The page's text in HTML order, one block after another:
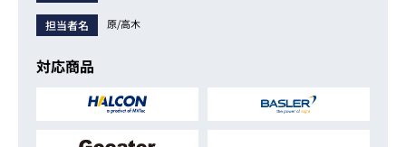
担当者名 原/高木
対応商品